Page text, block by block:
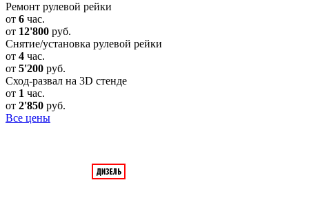
Ремонт рулевой рейки
от 6 час.
от 12'800 руб.
Снятие/установка рулевой рейки
от 4 час.
от 5'200 руб.
Сход-развал на 3D стенде
от 1 час.
от 2'850 руб.
Все цены